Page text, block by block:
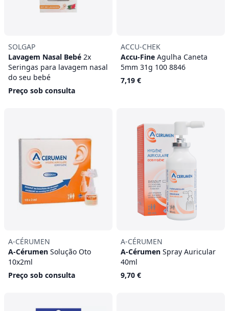
SOLGAP
Lavagem Nasal Bebé 2x
Seringas para lavagem nasal
do seu bebé
Preço sob consulta
ACCU-CHEK
Accu-Fine Agulha Caneta
5mm 31g 100 8846
7,19 €
A-CÉRUMEN
A-Cérumen Solução Oto
10x2ml
Preço sob consulta
A-CÉRUMEN
A-Cérumen Spray Auricular
40ml
9,70 €